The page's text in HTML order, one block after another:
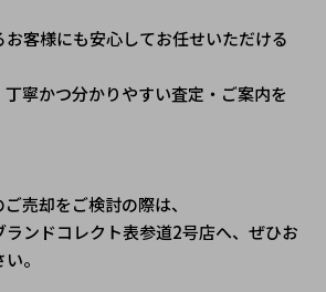
客様にも安心してお任せいただける
寧かつ分かりやすい査定・ご案内を
売却をご検討の際は、
ンドコレクト表参道2号店へ、ぜひお
。